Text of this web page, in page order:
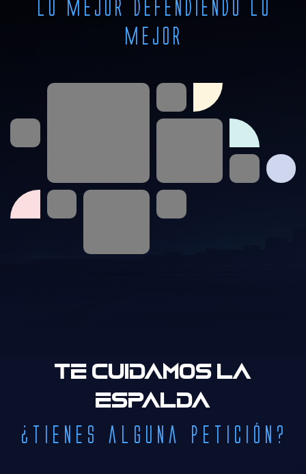
Lo mejor defendiendo lo
mejor
Te cuidamos la
espalda
¿Tienes alguna petición?